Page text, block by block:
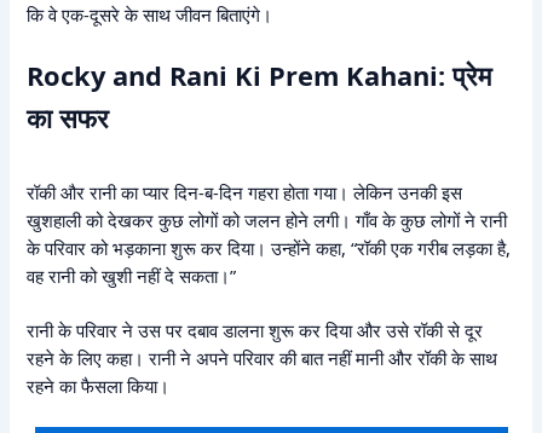
कि वे एक-दूसरे के साथ जीवन बिताएंगे।
Rocky and Rani Ki Prem Kahani: प्रेम
का सफर
रॉकी और रानी का प्यार दिन-ब-दिन गहरा होता गया। लेकिन उनकी इस
खुशहाली को देखकर कुछ लोगों को जलन होने लगी। गाँव के कुछ लोगों ने रानी
के परिवार को भड़काना शुरू कर दिया। उन्होंने कहा, “रॉकी एक गरीब लड़का है,
वह रानी को खुशी नहीं दे सकता।”
रानी के परिवार ने उस पर दबाव डालना शुरू कर दिया और उसे रॉकी से दूर
रहने के लिए कहा। रानी ने अपने परिवार की बात नहीं मानी और रॉकी के साथ
रहने का फैसला किया।